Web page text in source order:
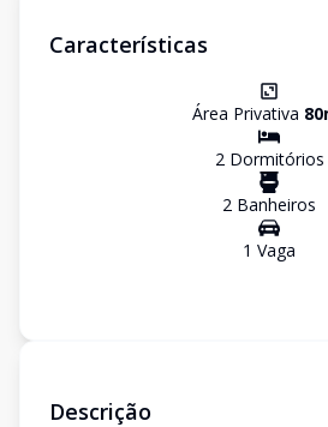
Características
Área Privativa 80
2Dormitórios
2 Banheiros
1 Vaga
Descrição